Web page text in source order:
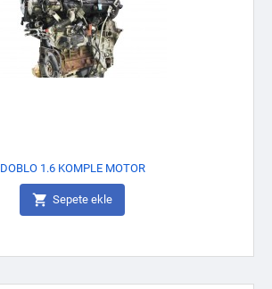
DOBLO 1.6 KOMPLE MOTOR
 Sepete ekle